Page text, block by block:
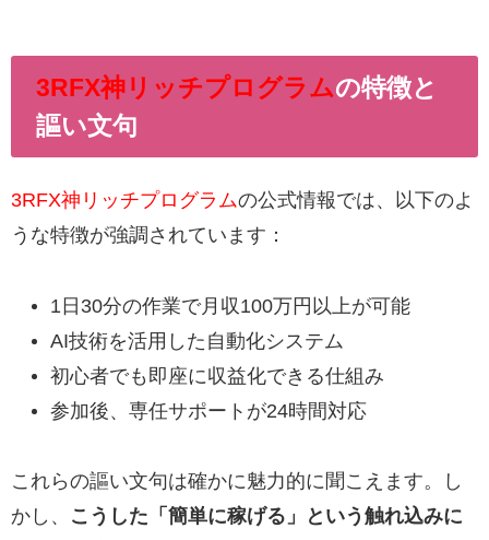
3RFX神リッチプログラムの特徴と
謳い文句
3RFX神リッチプログラムの公式情報では、以下のよ
うな特徴が強調されています：
1日30分の作業で月収100万円以上が可能
AI技術を活用した自動化システム
初心者でも即座に収益化できる仕組み
参加後、専任サポートが24時間対応
これらの謳い文句は確かに魅力的に聞こえます。し
かし、
こうした「簡単に稼げる」という触れ込みに